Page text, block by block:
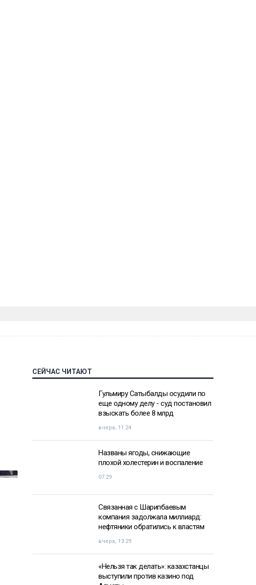
СЕЙЧАС ЧИТАЮТ
Гульмиру Сатыбалды осудили по
еще одному делу - суд постановил
взыскать более 8 млрд
вчера, 11:24
Названы ягоды, снижающие
плохой холестерин и воспаление
07:29
Связанная с Шарипбаевым
компания задолжала миллиард:
нефтяники обратились к властям
вчера, 13:29
«Нельзя так делать»: казахстанцы
выступили против казино под